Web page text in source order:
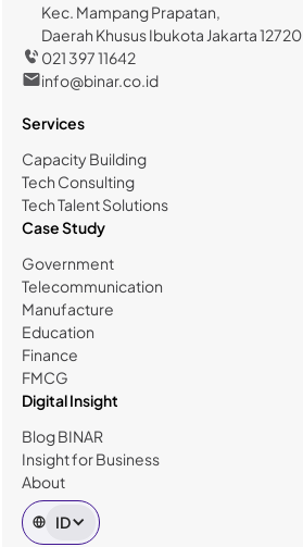
Kec. Mampang Prapatan,
Daerah Khusus Ibukota Jakarta 12720
021 397 11642
info@binar.co.id
Services
Capacity Building
Tech Consulting
Tech Talent Solutions
Case Study
Government
Telecommunication
Manufacture
Education
Finance
FMCG
Digital Insight
Blog BINAR
Insight for Business
About
ID